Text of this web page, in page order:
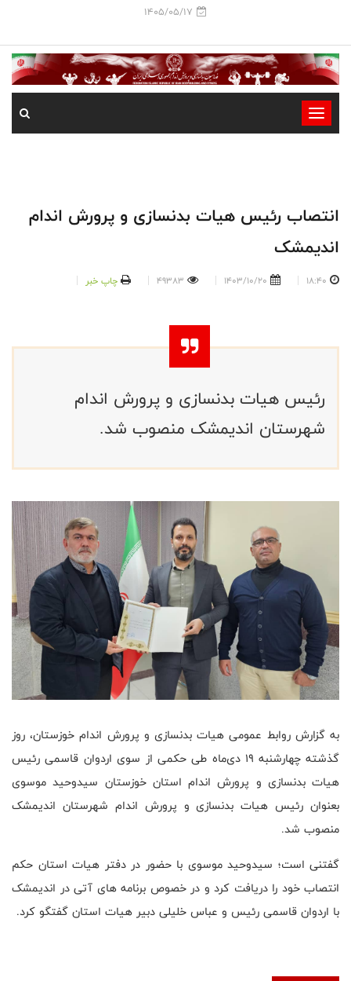
1405/05/17
-
-
-
انتصاب رئیس هیات بدنسازی و پرورش اندام
اندیمشک
18:40
1403/10/20
49383 چاپ خبر
‌رئیس هیات بدنسازی و پرورش اندام
شهرستان اندیمشک منصوب شد.
به گزارش روابط عمومی هیات بدنسازی و پرورش اندام خوزستان، روز
گذشته چهارشنبه ۱۹ دی‌ماه طی حکمی از سوی اردوان قاسمی رئیس
هیات بدنسازی و پرورش اندام استان خوزستان سیدوحید موسوی
بعنوان رئیس هیات بدنسازی و پرورش اندام شهرستان اندیمشک
منصوب شد.
گفتنی است؛ سیدوحید موسوی با حضور در دفتر هیات استان حکم
انتصاب خود را دریافت کرد و در خصوص برنامه های آتی در اندیمشک
با اردوان قاسمی رئیس و عباس خلیلی دبیر هیات استان گفتگو کرد.